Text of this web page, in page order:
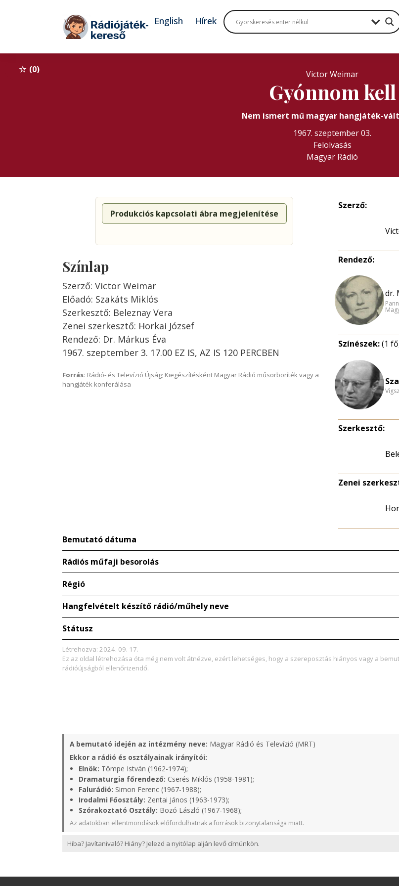
Tovább a tartalomhoz
English Hírek
0 Victor Weimar
Gyónnom kell
Nem ismert mű magyar hangjáték-
1967. szeptember 03.
Felolvasás
Magyar Rádió
Produkciós kapcsolati ábra megjelenítése
Színlap
Szerző: Victor Weimar
Előadó: Szakáts Miklós
Szerkesztő: Beleznay Vera
Zenei szerkesztő: Horkai József
Rendező: Dr. Márkus Éva
1967. szeptember 3. 17.00 EZ IS, AZ IS 120 PERCBEN
Forrás: Rádió- és Televízió Újság; Kiegészítésként Magyar Rádió műsorboríték vagy a
hangjáték konferálása
Szerző:
Rendező:
dr.
Színészek:(1
Szerkesztő:
Zenei
Bemutató dátuma
Rádiós műfaji besorolás
Régió
Hangfelvételt készítő rádió/műhely neve
Státusz
Létrehozva: 2024. 09. 17.
Ez az oldal létrehozása óta még nem volt átnézve, ezért lehetséges, hogy a szereposztás hiányos vagy a
rádióújságból ellenőrizendő.
A bemutató idején az intézmény neve: Magyar Rádió és Televízió (MRT)
Ekkor a rádió és osztályainak irányítói:
Elnök: Tömpe István (1962-1974);
Dramaturgia főrendező: Cserés Miklós (1958-1981);
Falurádió: Simon Ferenc (1967-1988);
Irodalmi Főosztály: Zentai János (1963-1973);
Szórakoztató Osztály: Bozó László (1967-1968);
Az adatokban ellentmondások előfordulhatnak a források bizonytalansága miatt.
Hiba? Javítanivaló? Hiány? Jelezd a nyitólap alján levő címünkön.